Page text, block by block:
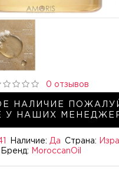
НАЛИЧИЕ
У НАШИХ
Наличие: Да Страна:
Бренд:
MoroccanOil
0 отзывов